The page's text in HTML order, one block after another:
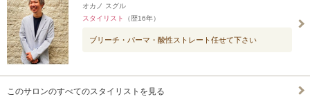
オカノ スグル
スタイリスト
（歴16年）
ブリーチ・パーマ・酸性ストレート任せて下さい
このサロンのすべてのスタイリストを見る